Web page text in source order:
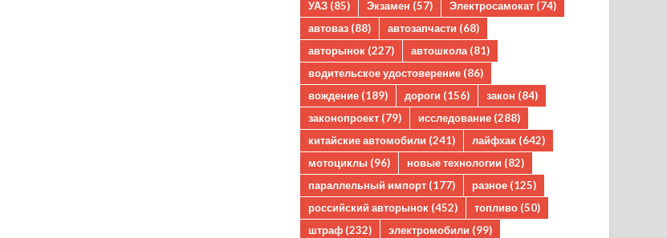
УАЗ (85) Экзамен (57) Электросамокат (74)
автоваз (88) автозапчасти (68)
авторынок (227) автошкола (81)
водительское удостоверение (86)
вождение (189) дороги (156) закон (84)
законопроект (79) исследование (288)
китайские автомобили (241) лайфхак (642)
мотоциклы (96) новые технологии (82)
параллельный импорт (177) разное (125)
российский авторынок (452) топливо (50)
штраф (232) электромобили (99)